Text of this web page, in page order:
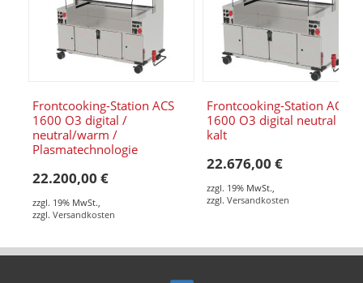
Frontcooking-Station ACS
1600 O3 digital /
neutral/warm /
Plasmatechnologie
22.200,00 €
zzgl. 19% MwSt.
zzgl. Versandkosten
Frontcooking-Station ACS
1600 O3 digital neutral &
kalt
22.676,00 €
zzgl. 19% MwSt.
zzgl. Versandkosten